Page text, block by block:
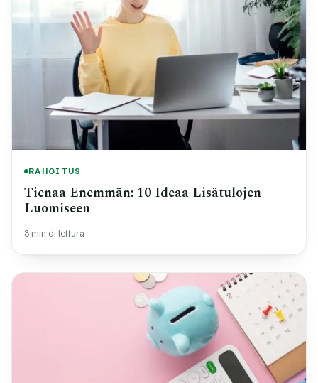
RAHOITUS
Tienaa Enemmän: 10 Ideaa Lisätulojen
Luomiseen
3 min di lettura